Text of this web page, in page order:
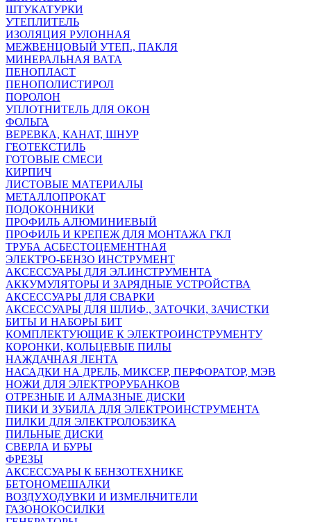
ШТУКАТУРКИ
УТЕПЛИТЕЛЬ
ИЗОЛЯЦИЯ РУЛОННАЯ
МЕЖВЕНЦОВЫЙ УТЕП., ПАКЛЯ
МИНЕРАЛЬНАЯ ВАТА
ПЕНОПЛАСТ
ПЕНОПОЛИСТИРОЛ
ПОРОЛОН
УПЛОТНИТЕЛЬ ДЛЯ ОКОН
ФОЛЬГА
ВЕРЕВКА, КАНАТ, ШНУР
ГЕОТЕКСТИЛЬ
ГОТОВЫЕ СМЕСИ
КИРПИЧ
ЛИСТОВЫЕ МАТЕРИАЛЫ
МЕТАЛЛОПРОКАТ
ПОДОКОННИКИ
ПРОФИЛЬ АЛЮМИНИЕВЫЙ
ПРОФИЛЬ И КРЕПЕЖ ДЛЯ МОНТАЖА ГКЛ
ТРУБА АСБЕСТОЦЕМЕНТНАЯ
ЭЛЕКТРО-БЕНЗО ИНСТРУМЕНТ
АКСЕССУАРЫ ДЛЯ ЭЛ.ИНСТРУМЕНТА
АККУМУЛЯТОРЫ И ЗАРЯДНЫЕ УСТРОЙСТВА
АКСЕССУАРЫ ДЛЯ СВАРКИ
АКСЕССУАРЫ ДЛЯ ШЛИФ., ЗАТОЧКИ, ЗАЧИСТКИ
БИТЫ И НАБОРЫ БИТ
КОМПЛЕКТУЮЩИЕ К ЭЛЕКТРОИНСТРУМЕНТУ
КОРОНКИ, КОЛЬЦЕВЫЕ ПИЛЫ
НАЖДАЧНАЯ ЛЕНТА
НАСАДКИ НА ДРЕЛЬ, МИКСЕР, ПЕРФОРАТОР, МЭВ
НОЖИ ДЛЯ ЭЛЕКТРОРУБАНКОВ
ОТРЕЗНЫЕ И АЛМАЗНЫЕ ДИСКИ
ПИКИ И ЗУБИЛА ДЛЯ ЭЛЕКТРОИНСТРУМЕНТА
ПИЛКИ ДЛЯ ЭЛЕКТРОЛОБЗИКА
ПИЛЬНЫЕ ДИСКИ
СВЕРЛА И БУРЫ
ФРЕЗЫ
АКСЕССУАРЫ К БЕНЗОТЕХНИКЕ
БЕТОНОМЕШАЛКИ
ВОЗДУХОДУВКИ И ИЗМЕЛЬЧИТЕЛИ
ГАЗОНОКОСИЛКИ